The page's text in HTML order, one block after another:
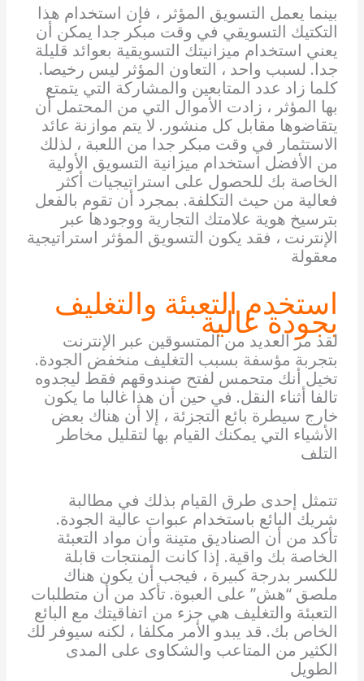
بينما يعمل التسويق المؤثر ، فإن استخدام هذا
التكتيك التسويقي في وقت مبكر جدا يمكن أن
يعني استخدام ميزانيتك التسويقية بعوائد قليلة
جدا. لسبب واحد ، التعاون المؤثر ليس رخيصا.
كلما زاد عدد المتابعين والمشاركة التي يتمتع
بها المؤثر ، زادت الأموال التي من المحتمل أن
يتقاضوها مقابل كل منشور. لا يتم موازنة عائد
الاستثمار في وقت مبكر جدا من اللعبة ، لذلك
من الأفضل استخدام ميزانية التسويق الأولية
الخاصة بك للحصول على استراتيجيات أكثر
فعالية من حيث التكلفة. بمجرد أن تقوم بالفعل
بترسيخ هوية علامتك التجارية ووجودها عبر
الإنترنت ، فقد يكون التسويق المؤثر استراتيجية
معقولة
استخدم التعبئة والتغليف
بجودة عالية
لقد مر العديد من المتسوقين عبر الإنترنت
بتجربة مؤسفة بسبب التغليف منخفض الجودة.
تخيل أنك متحمس لفتح صندوقهم فقط ليجدوه
تالفا أثناء النقل. في حين أن هذا غالبا ما يكون
خارج سيطرة بائع التجزئة ، إلا أن هناك بعض
الأشياء التي يمكنك القيام بها لتقليل مخاطر
التلف
تتمثل إحدى طرق القيام بذلك في مطالبة
شريك البائع باستخدام عبوات عالية الجودة.
تأكد من أن الصناديق متينة وأن مواد التعبئة
الخاصة بك واقية. إذا كانت المنتجات قابلة
للكسر بدرجة كبيرة ، فيجب أن يكون هناك
ملصق “هش” على العبوة. تأكد من أن متطلبات
التعبئة والتغليف هي جزء من اتفاقيتك مع البائع
الخاص بك. قد يبدو الأمر مكلفا ، لكنه سيوفر لك
الكثير من المتاعب والشكاوى على المدى
الطويل